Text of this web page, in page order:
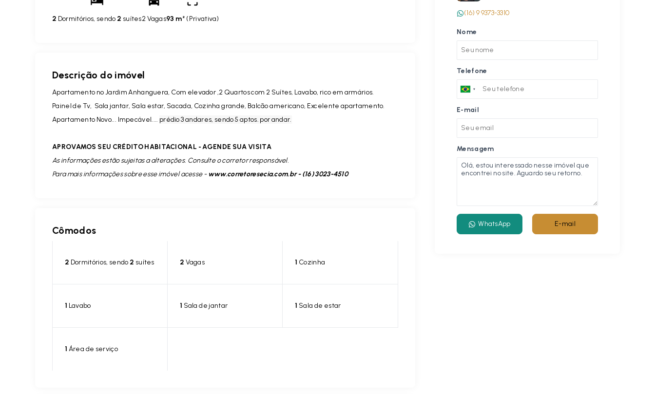
2 Dormitórios, sendo 2 suítes2 Vagas93 m² (Privativa)
Descrição do imóvel
Apartamento no Jardim Anhanguera, Com elevador ,2 Quartos com 2 Suítes, Lavabo, rico em armários.
Painel de Tv, Sala jantar, Sala estar, Sacada, Cozinha grande, Balcão americano, Excelente apartamento.
Apartamento Novo... Impecável.... prédio 3 andares, sendo 5 aptos. por andar.
APROVAMOS SEU CRÉDITO HABITACIONAL - AGENDE SUA VISITA
As informações estão sujeitas a alterações. Consulte o corretor responsável.
Para mais informações sobre esse imóvel acesse - www.corretoresecia.com.br - (16) 3023-4510
Cômodos
2 Dormitórios, sendo 2 suítes 2 Vagas 1 Cozinha
1 Lavabo 1 Sala de jantar 1 Sala de estar
1 Área de serviço
(16) 9 9373-3310
Nome
Telefone
E-mail
Mensagem
WhatsApp E-mail